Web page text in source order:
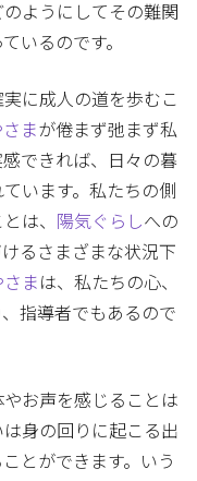
ようにしてその難関
いるのです。
に成人の道を歩むこ
まが倦まず弛まず私
できれば、日々の暮
います。私たちの側
は、 陽気ぐらしへの
るさまざまな状況下
さま は、私たちの心、
指導者でもあるので
やお声を感じることは
身の回りに起こる出
とができます。いう